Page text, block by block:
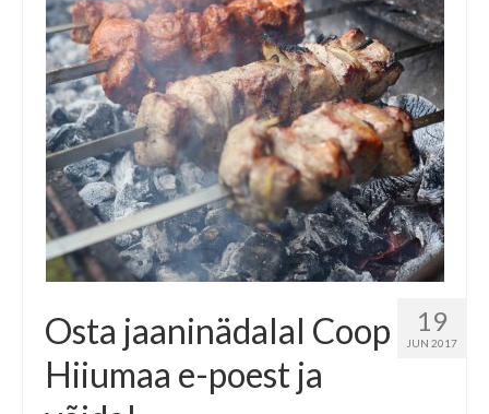
19
JUN 2017
Osta jaaninädalal Coop
Hiiumaa e-poest ja